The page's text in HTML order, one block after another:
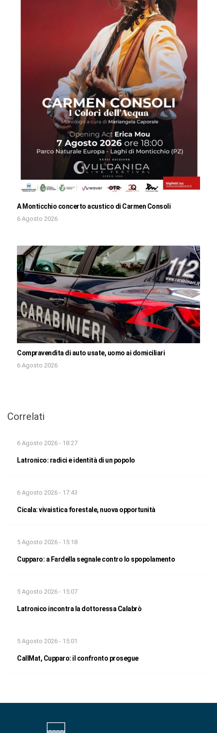
A Monticchio concerto acustico di Carmen Consoli
6 Agosto 2026
Compravendita di auto usate, uomo ai domiciliari
6 Agosto 2026
Correlati
6 Agosto 2026 - 18:27
Latronico: radici e identità di un popolo
6 Agosto 2026 - 17:43
Cicala: vivaistica forestale, nuova opportunità
5 Agosto 2026 - 15:18
Cupparo: a Fardella segnale contro lo spopolamento
5 Agosto 2026 - 15:07
Latronico incontra la dottoressa Calabrò
5 Agosto 2026 - 15:01
CallMat, Cupparo: il confronto prosegue